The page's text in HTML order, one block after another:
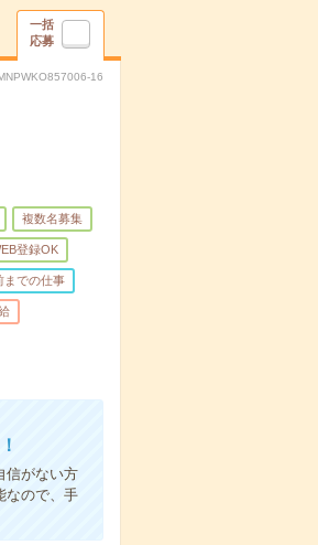
一括
応募
16
複数名募集
登録OK
までの仕事
信がない方
なので、手